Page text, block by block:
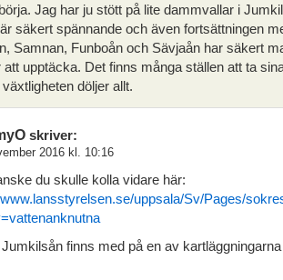
Jag har ju stött på lite dammvallar i
säkert spännande och även fortsättningen
Samnan, Funboån och Sävjaån har säkert
att upptäcka. Det finns många ställen att ta
växtligheten döljer allt.
skriver:
2016 kl. 10:16
du skulle kolla vidare här:
uppsala/Sv/Pages/
finns med på en av